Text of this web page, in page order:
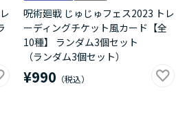
呪術廻戦 じゅじゅフェス2023 トレ
ーディングチケット風カード【全
10種】 ランダム3個セット
（ランダム3個セット）
¥990